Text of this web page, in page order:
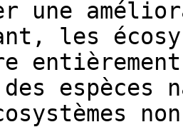
une
les
espèces